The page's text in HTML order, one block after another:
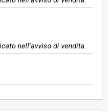
nell'avviso di vendita.